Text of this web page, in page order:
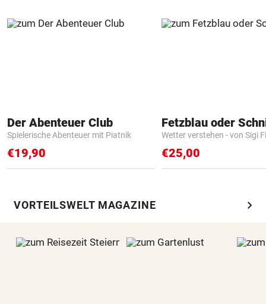
Der Abenteuer Club
Spielerische Abenteuer mit Piatnik
€19,90
Fetzblau oder
Wetter verstehen - von Sigi
€25,00
VORTEILSWELT MAGAZINE chevron_right